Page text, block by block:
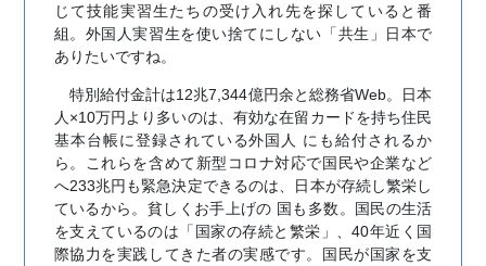
じて技能実習生たちの受け入れ先を探していると番
組。外国人実習生を使い捨てにしない「共生」日本で
ありたいですね。
特別給付金計は12兆7,344億円余と総務省Web。日本
人×10万円より多いのは、有効な在留カードを持ち住民
基本台帳に登録されている外国人 にも給付されるか
ら。これらを含めて新型コロナ対応で国民や企業など
へ233兆円も緊急決定できるのは、日本が存続し繁栄し
ているから。貧しくお手上げの 国も多数。国民の生活
を支えているのは「国家の存続と繁栄」、40年近く国
際協力を実践してきた者の実感です。国民が国家を支